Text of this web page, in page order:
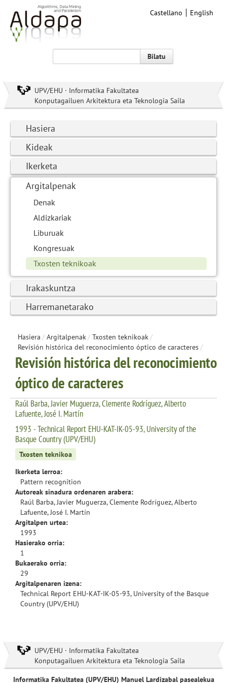
Castellano English
Bilatu
UPV/EHU · Informatika Fakultatea
Konputagailuen Arkitektura eta Teknologia Saila
Hasiera
Kideak
Ikerketa
Argitalpenak
Denak
Aldizkariak
Liburuak
Kongresuak
Txosten teknikoak
Irakaskuntza
Harremanetarako
Hasiera / Argitalpenak/ Txosten teknikoak/
Revisión histórica del reconocimiento óptico de caracteres/
Revisión histórica del reconocimiento
óptico de caracteres
Raúl Barba, Javier Muguerza, Clemente Rodríguez, Alberto
Lafuente, José I. Martín
1993 - Technical Report EHU-KAT-IK-05-93, University of the
Basque Country (UPV/EHU)
Txosten teknikoa
Ikerketa lerroa:
Pattern recognition
Autoreak sinadura ordenaren arabera:
Raúl Barba, Javier Muguerza, Clemente Rodríguez, Alberto
Lafuente, José I. Martín
Argitalpen urtea:
1993
Hasierako orria:
1
Bukaerako orria:
29
Argitalpenaren izena:
Technical Report EHU-KAT-IK-05-93, University of the Basque
Country (UPV/EHU)
UPV/EHU · Informatika Fakultatea
Konputagailuen Arkitektura eta Teknologia Saila
Informatika Fakultatea (UPV/EHU) Manuel Lardizabal pasealekua